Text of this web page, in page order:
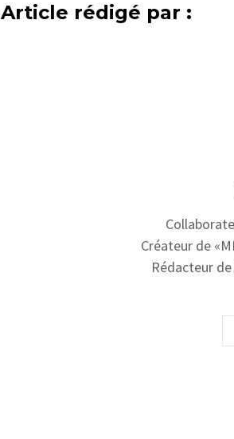
Article rédigé par :
Créateur de
Rédacteur